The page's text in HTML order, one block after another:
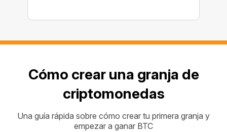
Cómo crear una granja de
criptomonedas
Una guía rápida sobre cómo crear tu primera granja y
empezar a ganar BTC